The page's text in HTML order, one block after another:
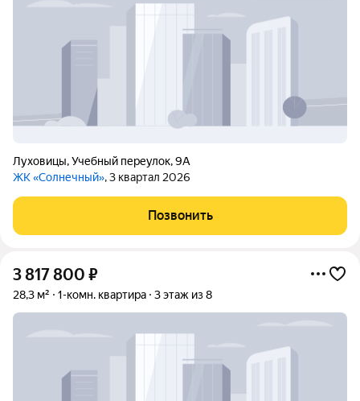
Луховицы,Учебный переулок,9А
ЖК «Солнечный», 3 квартал 2026
Позвонить
3 817 800 ₽
28,3 м² 1-комн. квартира 3 этаж из 8